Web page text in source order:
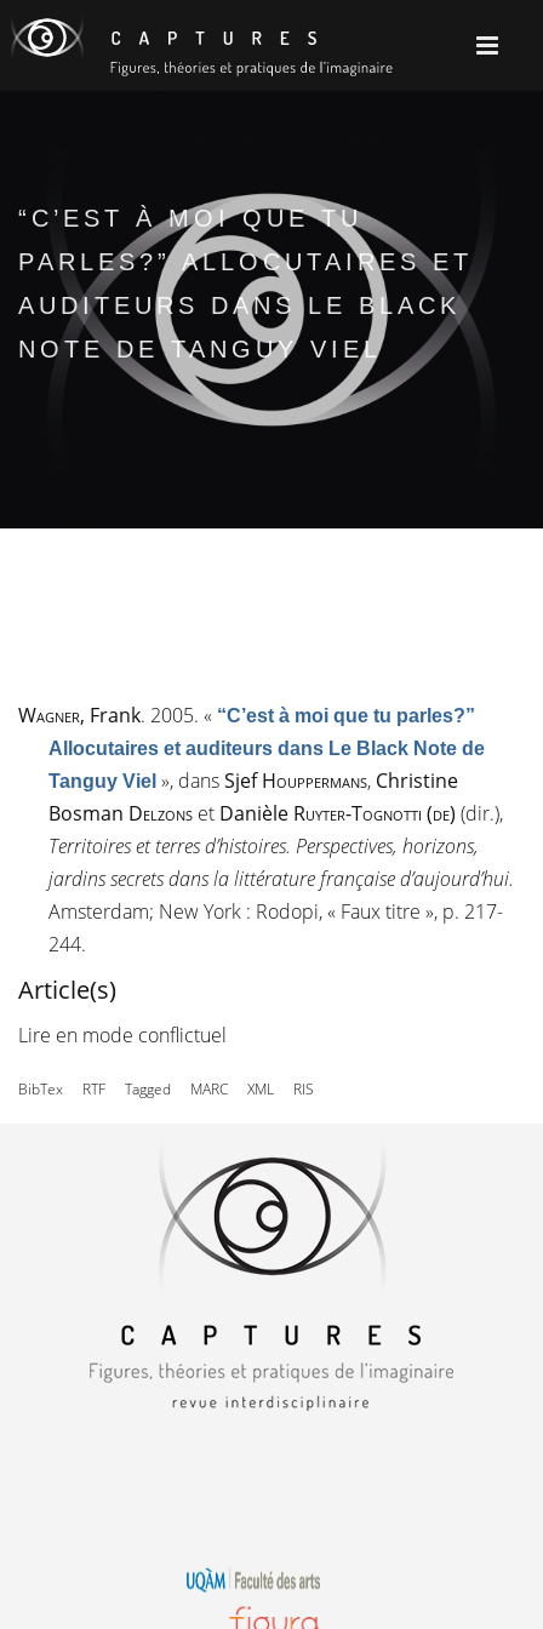
“C’EST À MOI QUE TU
PARLES?” ALLOCUTAIRES ET
AUDITEURS DANS LE BLACK
NOTE DE TANGUY VIEL
Wagner, Frank. 2005. « “C’est à moi que tu parles?”
Allocutaires et auditeurs dans Le Black Note de
Tanguy Viel », dansSjefHouppermans, Christine
Bosman Delzons et Danièle Ruyter-Tognotti (de) (dir.),
Territoires et terres d’histoires. Perspectives, horizons,
jardins secrets dans la littérature française d’aujourd’hui.
Amsterdam; New York : Rodopi, « Faux titre », p. 217-
244.
Article(s)
Lire en mode conflictuel
BibTex RTF Tagged MARC XML RIS